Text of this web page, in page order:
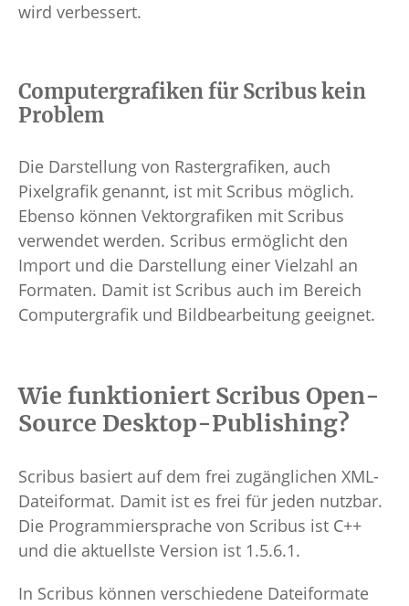
wird verbessert.
Computergrafiken für Scribus kein
Problem
Die Darstellung von Rastergrafiken, auch
Pixelgrafik genannt, ist mit Scribus möglich.
Ebenso können Vektorgrafiken mit Scribus
verwendet werden. Scribus ermöglicht den
Import und die Darstellung einer Vielzahl an
Formaten. Damit ist Scribus auch im Bereich
Computergrafik und Bildbearbeitung geeignet.
Wie funktioniert Scribus Open-
Source Desktop-Publishing?
Scribus basiert auf dem frei zugänglichen XML-
Dateiformat. Damit ist es frei für jeden nutzbar.
Die Programmiersprache von Scribus ist C++
und die aktuellste Version ist 1.5.6.1.
In Scribus können verschiedene Dateiformate